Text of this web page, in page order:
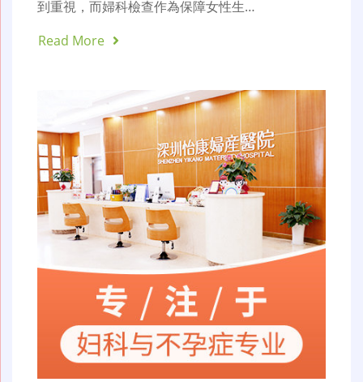
到重視，而婦科檢查作為保障女性生…
Read More